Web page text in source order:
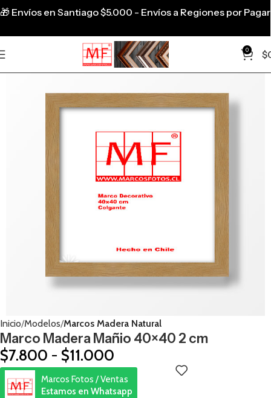
0 $
Inicio Modelos Marcos Madera Natural
Marco Madera Mañio 40×40 2 cm
$7.800 - $11.000
Marcos Fotos / Ventas
Estamos en Whatsapp
🎁 Envíos en Santiago $5.000 - Envíos a Regiones por Pagar